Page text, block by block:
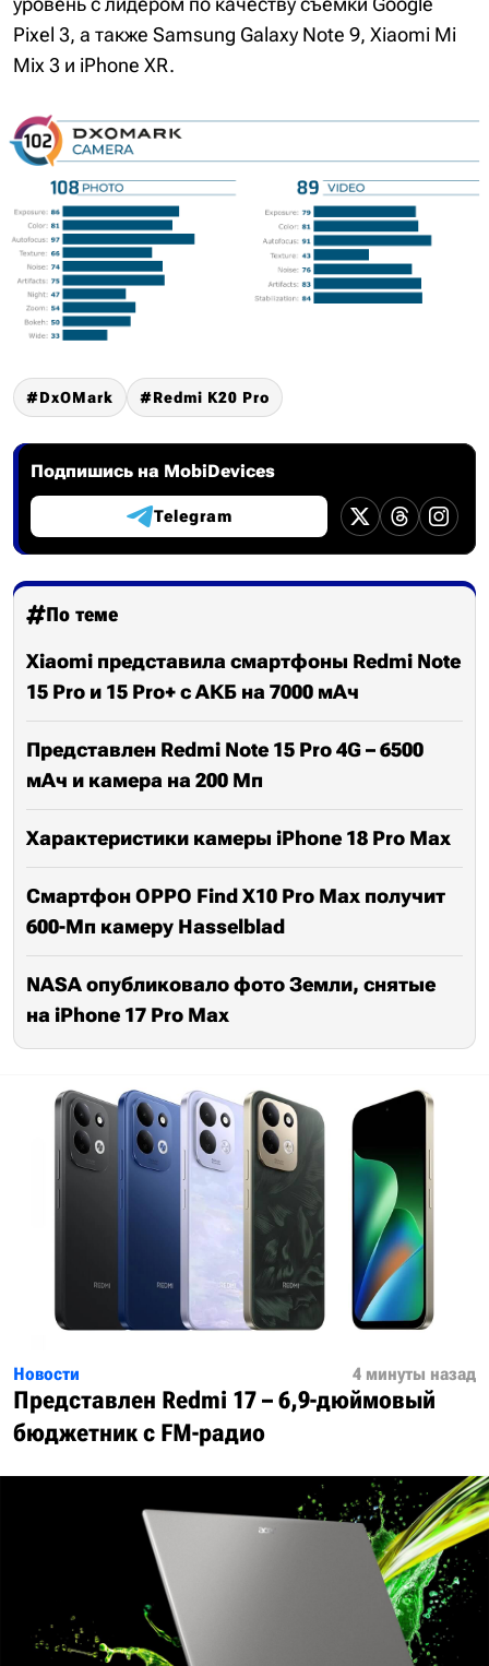
Pixel 3, а также Samsung Galaxy Note 9, Xiaomi Mi
Mix 3 и iPhone XR.
DxOMark Redmi K20 Pro
Подпишись на MobiDevices
Telegram
По теме
Xiaomi представила смартфоны Redmi Note
15 Pro и 15 Pro+ с АКБ на 7000 мАч
Представлен Redmi Note 15 Pro 4G – 6500
мАч и камера на 200 Мп
Характеристики камеры iPhone 18 Pro Max
Смартфон OPPO Find X10 Pro Max получит
600-Мп камеру Hasselblad
NASA опубликовало фото Земли, снятые
на iPhone 17 Pro Max
Новости 4 минуты назад
Представлен Redmi 17 – 6,9-дюймовый
бюджетник с FM-радио